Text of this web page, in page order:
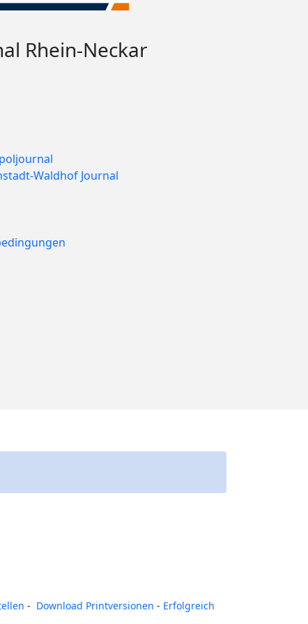
Rhein-Neckar
Waldhof Journal
- Download Printversionen - Erfolgreich